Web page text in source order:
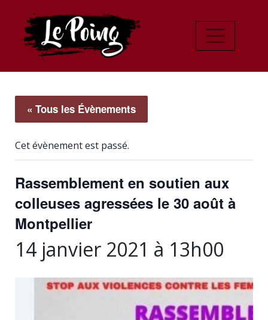
« Tous les Évènements
Cet évènement est passé.
Rassemblement en soutien aux
colleuses agressées le 30 août à
Montpellier
14 janvier 2021 à 13h00